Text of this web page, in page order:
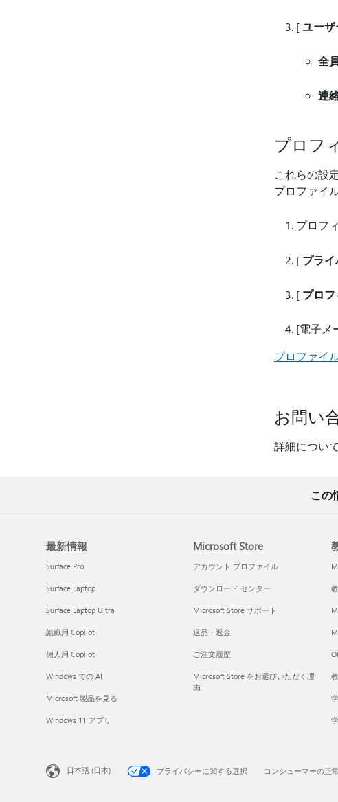
[ユー
全
連
プロフ
これらの設
プロファイ
プロフ
[ プラ
[ プロ
[電子メ
プロファイ
お問い
詳細につい
この
最新情報
Surface Pro
Surface Laptop
Surface Laptop Ultra
組織用 Copilot
個人用 Copilot
Windows での AI
Microsoft 製品を見る
Windows 11 アプリ
Microsoft Store
アカウント プロファイル
ダウンロード センター
Microsoft Store サポート
返品・返金
ご注文履歴
Microsoft Store をお選びいただく理
由
日本語 (日本) プライバシーに関する選択
コンシューマーの正